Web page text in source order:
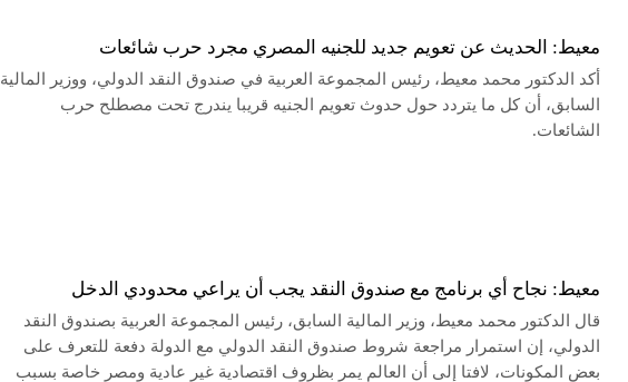
معيط: الحديث عن تعويم جديد للجنيه المصري مجرد حرب شائعات
أكد الدكتور محمد معيط، رئيس المجموعة العربية في صندوق النقد الدولي، ووزير المالية
السابق، أن كل ما يتردد حول حدوث تعويم الجنيه قريبا يندرج تحت مصطلح حرب
الشائعات.
معيط: نجاح أي برنامج مع صندوق النقد يجب أن يراعي محدودي الدخل
قال الدكتور محمد معيط، وزير المالية السابق، رئيس المجموعة العربية بصندوق النقد
الدولي، إن استمرار مراجعة شروط صندوق النقد الدولي مع الدولة دفعة للتعرف على
بعض المكونات، لافتا إلى أن العالم يمر بظروف اقتصادية غير عادية ومصر خاصة بسبب